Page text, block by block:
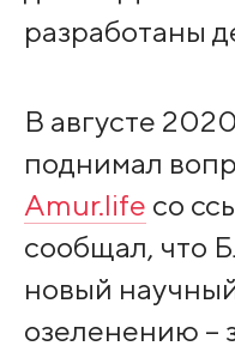
разработаны
В августе
поднимал
Amur.life со
сообщал, что
новый
озеленению –